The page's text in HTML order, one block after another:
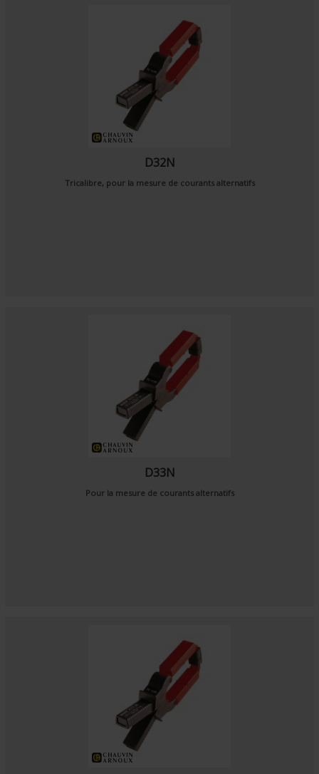
D32N
Tricalibre, pour la mesure de courants alternatifs
D33N
Pour la mesure de courants alternatifs